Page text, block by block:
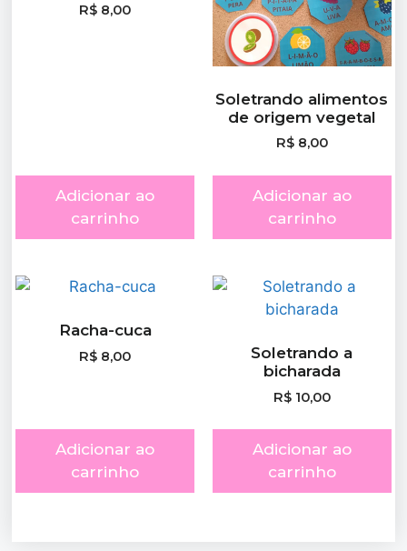
R$ 8,00
Adicionar ao
carrinho
Soletrando alimentos
de origem vegetal
R$8,00
Adicionar ao
carrinho
Racha-cuca
R$ 8,00
Adicionar ao
carrinho
Soletrando a
bicharada
R$10,00
Adicionar ao
carrinho